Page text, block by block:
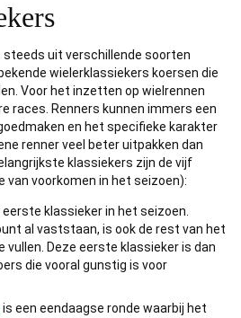
steeds uit verschillende soorten
wielerklassiekers koersen die
Voor het inzetten op wielrennen
races. Renners kunnen immers een
en het specifieke karakter
renner veel beter uitpakken dan
klassiekers zijn de vijf
van voorkomen in het seizoen):
eerste klassieker in het seizoen.
al vaststaan, is ook de rest van het
vullen. Deze eerste klassieker is dan
die vooral gunstig is voor
is een eendaagse ronde waarbij het